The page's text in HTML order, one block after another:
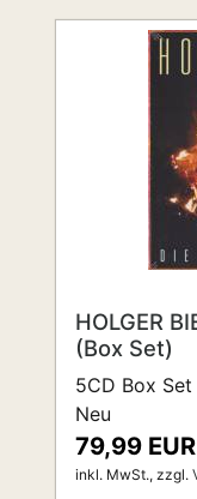
HOLGER
(Box Set)
5CD Box Set
Neu
79,99 EUR
inkl. MwSt., zzgl.